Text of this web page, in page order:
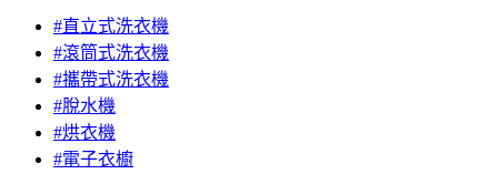
#直立式洗衣機
#滾筒式洗衣機
#攜帶式洗衣機
#脫水機
#烘衣機
#電子衣櫥